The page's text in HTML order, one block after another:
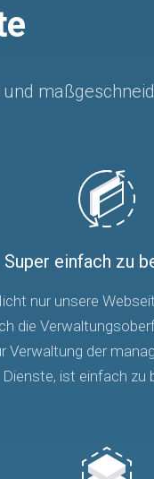
Super einfach zu
nur unsere
die
Verwaltung der
Dienste, ist einfach zu